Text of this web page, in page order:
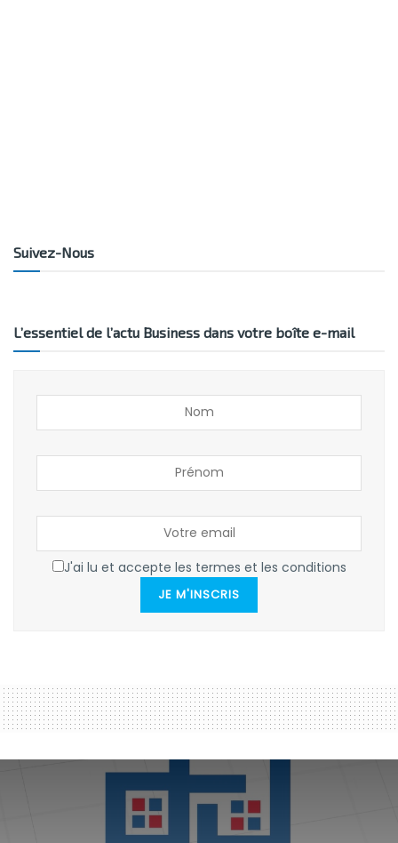
Suivez-Nous
L’essentiel de l’actu Business dans votre boîte e-mail
J'ai lu et accepte les termes et les conditions
JE M'INSCRIS